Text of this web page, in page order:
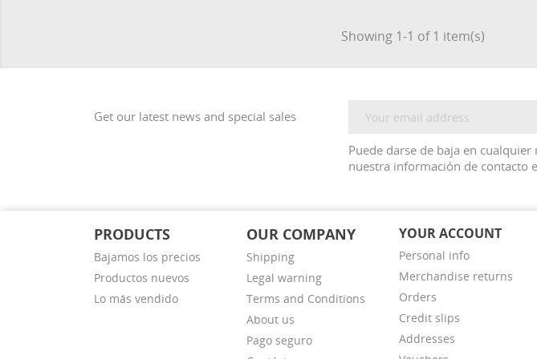
Showing 1-1 of 1 item(s)
Get our latest news and special sales
Puede darse de baja en
nuestra información de contacto
PRODUCTS
Bajamos los precios
Productos nuevos
Lo más vendido
OUR COMPANY
Shipping
Legal warning
Terms and Conditions
About us
Pago seguro
YOUR ACCOUNT
Personal info
Merchandise returns
Orders
Credit slips
Addresses